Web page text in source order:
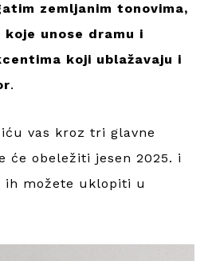
zemljanim tonovima,
koje unose dramu i
koji ublažavaju i
.
vas kroz tri glavne
će obeležiti jesen 2025. i
ih možete uklopiti u